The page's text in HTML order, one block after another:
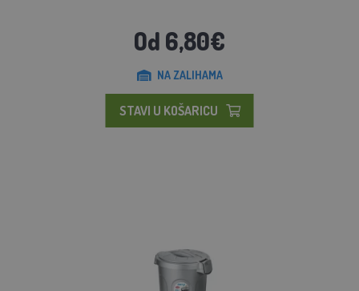
Od 6,80€
NA ZALIHAMA
STAVI U KOŠARICU